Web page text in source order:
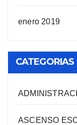
enero 2019
CATEGORIAS
ASCENSO